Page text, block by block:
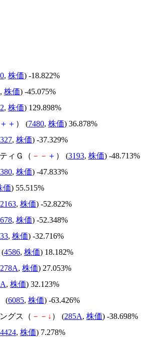
, 株価) -18.822%
, 株価) -45.075%
, 株価) 129.898%
＋ ＋ ） (7480, 株価) 36.878%
, 株価) -37.329%
ィＧ（ － － ＋ ） (3193, 株価) -48.713%
, 株価) -47.833%
価) 55.515%
2163, 株価) -52.822%
, 株価) -52.348%
, 株価) -32.716%
(4586, 株価) 18.182%
278A, 株価) 27.053%
, 株価) 32.123%
(6085, 株価) -63.426%
グス（ － － ↓ ） (285A, 株価) -38.698%
4424, 株価) 7.278%